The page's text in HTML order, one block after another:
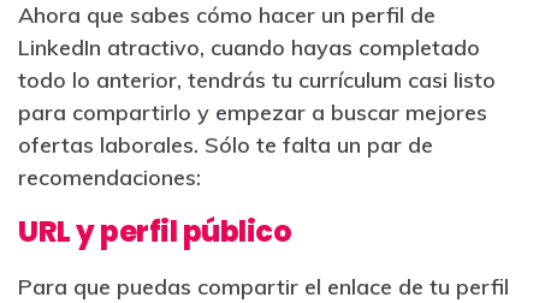
Ahora que sabes cómo hacer un perfil de
LinkedIn atractivo, cuando hayas completado
todo lo anterior, tendrás tu currículum casi listo
para compartirlo y empezar a buscar mejores
ofertas laborales. Sólo te falta un par de
recomendaciones:
URL y perfil público
Para que puedas compartir el enlace de tu perfil